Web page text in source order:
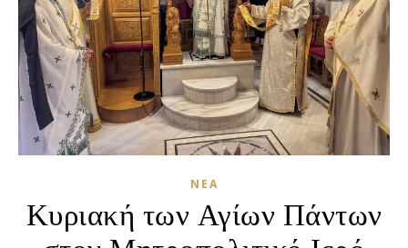
ΝΈΑ
Κυριακή των Αγίων Πάντων